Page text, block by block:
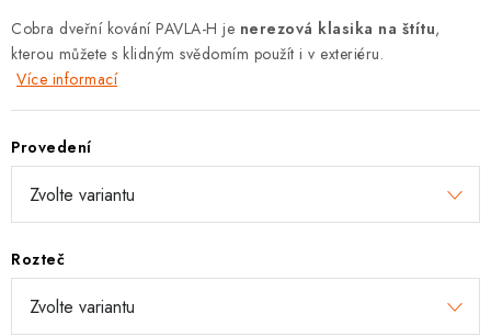
KOVÁNÍ A KLIKY
BEZPEČNOSTNÍ KOVÁNÍ
VISACÍ ZÁMKY
SPECIÁLNÍ KOVÁNÍ
Cobra dveřní kování PAVLA-H je nerezová klasika na štítu,
kterou můžete s klidným svědomím použít i v exteriéru.
Více informací
Provedení
Rozteč